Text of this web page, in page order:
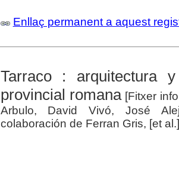
Enllaç permanent a aquest
Tarraco : arquitectura
provincial romana[Fitxer
Arbulo, David Vivó, José
colaboración de Ferran Gris, [et al.]